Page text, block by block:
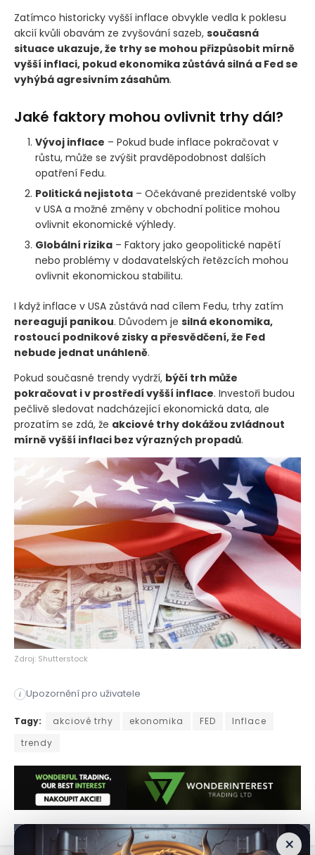
Zatímco historicky vyšší inflace obvykle vedla k poklesu
akcií kvůli obavám ze zvyšování sazeb, současná
situace ukazuje, že trhy se mohou přizpůsobit mírně
vyšší inflaci, pokud ekonomika zůstává silná a Fed se
vyhýbá agresivním zásahům.
Jaké faktory mohou ovlivnit trhy dál?
Vývoj inflace – Pokud bude inflace pokračovat v
růstu, může se zvýšit pravděpodobnost dalších
opatření Fedu.
Politická nejistota – Očekávané prezidentské volby
v USA a možné změny v obchodní politice mohou
ovlivnit ekonomické výhledy.
Globální rizika – Faktory jako geopolitické napětí
nebo problémy v dodavatelských řetězcích mohou
ovlivnit ekonomickou stabilitu.
I když inflace v USA zůstává nad cílem Fedu, trhy zatím
nereagují panikou. Důvodem je silná ekonomika,
rostoucí podnikové zisky a přesvědčení, že Fed
nebude jednat unáhleně.
Pokud současné trendy vydrží, býčí trh může
pokračovat i v prostředí vyšší inflace. Investoři budou
pečlivě sledovat nadcházející ekonomická data, ale
prozatím se zdá, že akciové trhy dokážou zvládnout
mírně vyšší inflaci bez výrazných propadů.
Zdroj: Shutterstock
i Upozornění pro uživatele
Investoři se stále více zaměřují na sílu americké ekonomiky
Tagy: akciové trhy ekonomika FED
Inflace
trendy
×